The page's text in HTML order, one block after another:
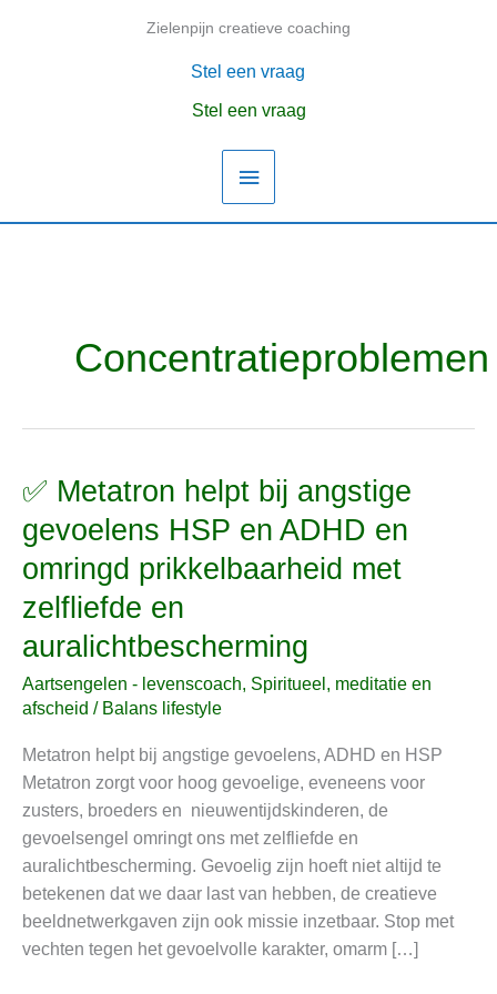
Zielenpijn creatieve coaching
Hoofdmenu
Stel een vraag
Stel een vraag
Concentratieproblemen
✅ Metatron helpt bij angstige
gevoelens HSP en ADHD en
omringd prikkelbaarheid met
zelfliefde en
auralichtbescherming
Aartsengelen - levenscoach, Spiritueel, meditatie en
afscheid / Balans lifestyle
Metatron helpt bij angstige gevoelens, ADHD en HSP
Metatron zorgt voor hoog gevoelige, eveneens voor
zusters, broeders en nieuwentijdskinderen, de
gevoelsengel omringt ons met zelfliefde en
auralichtbescherming. Gevoelig zijn hoeft niet altijd te
betekenen dat we daar last van hebben, de creatieve
beeldnetwerkgaven zijn ook missie inzetbaar. Stop met
vechten tegen het gevoelvolle karakter, omarm […]
✅
helpt
bij
angstige
gevoelens
HSP
en
ADHD
omringd
prikkelbaarheid
met
zelfliefde
en
auralichtbescherming